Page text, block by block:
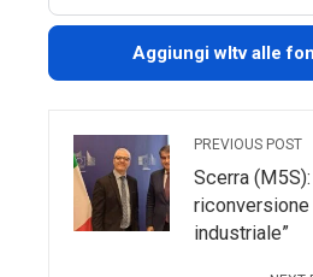
Aggiungi wltv alle
PREVIOUS POST
Scerra
industriale”